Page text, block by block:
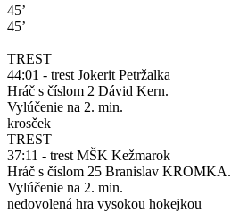
45’
45’
TREST
44:01 - trest Jokerit Petržalka
Hráč s číslom 2 Dávid Kern.
Vylúčenie na 2. min.
krosček
TREST
37:11 - trest MŠK Kežmarok
Hráč s číslom 25 Branislav KROMKA.
Vylúčenie na 2. min.
nedovolená hra vysokou hokejkou